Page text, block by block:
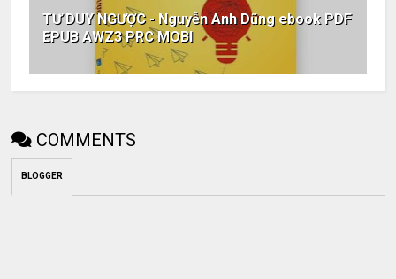
TƯ DUY NGƯỢC - Nguyễn Anh Dũng ebook PDF
EPUB AWZ3 PRC MOBI
COMMENTS
BLOGGER